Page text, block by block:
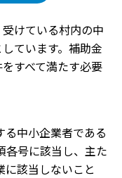
けている村内の中
ています。補助金
すべて満たす必要
中小企業者である
各号に該当し、主た
該当しないこと